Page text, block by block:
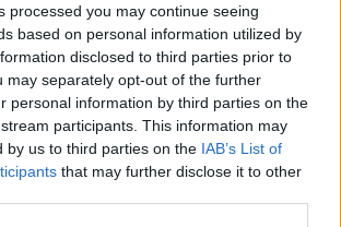
processed you may continue seeing
based on personal information utilized by
disclosed to third parties prior to
may separately opt-out of the further
personal information by third parties on the
participants. This information may
by us to third parties on the IAB’s List of
that may further disclose it to other
συνοριακούς ελέγχους σε
την Ιταλία